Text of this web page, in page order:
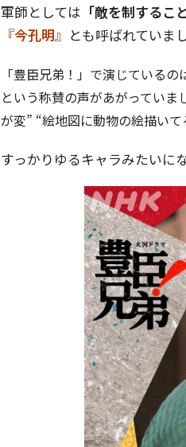
軍師としては 「敵を制するこ
『今孔明』 とも呼ばれていま
「豊臣兄弟！」で演じている
という称賛の声があがってい
が変” “絵地図に動物の絵描い
すっかりゆるキャラみたいに